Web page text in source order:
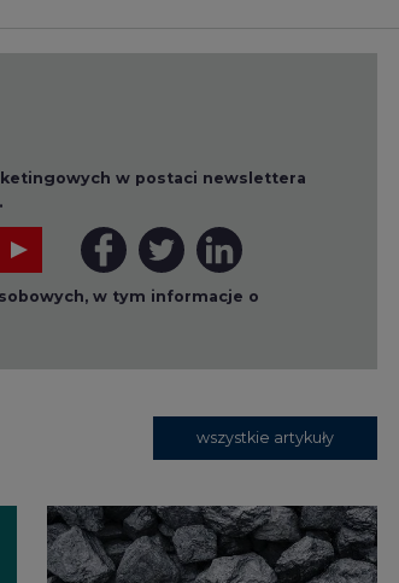
w postaci newslettera
w tym informacje o
wszystkie artykuły